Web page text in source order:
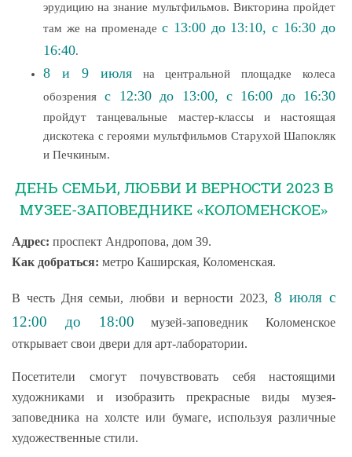
эрудицию на знание мультфильмов. Викторина пройдет
там же на променаде с 13:00 до 13:10, с 16:30 до
16:40.
8 и 9 июляна центральной площадке колеса
обозрения
с 12:30 до 13:00, с 16:00 до 16:30
пройдут танцевальные мастер-классы и настоящая
дискотека с героями мультфильмов Старухой Шапокляк
и Печкиным.
ДЕНЬ СЕМЬИ, ЛЮБВИ И ВЕРНОСТИ 2023 В
МУЗЕЕ-ЗАПОВЕДНИКЕ «КОЛОМЕНСКОЕ»
Адрес: проспект Андропова, дом 39.
Как добраться: метро Каширская, Коломенская.
В честь Дня семьи, любви и верности 2023,8 июля с
12:00 до 18:00 музей-заповедник Коломенское
открывает свои двери для арт-лаборатории.
Посетители смогут почувствовать себя настоящими
художниками и изобразить прекрасные виды музея-
заповедника на холсте или бумаге, используя различные
художественные стили.